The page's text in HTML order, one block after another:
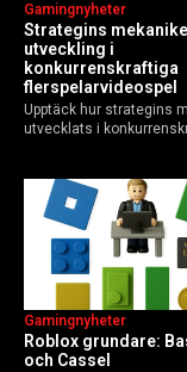
Strategins
utveckling i
konkurrenskraftiga
flerspelarvideospel
Gamingnyheter
Upptäck hur strategins
utvecklats i
AI-drivna innovationer.
Roblox grundare:
och Cassel
Gamingnyheter